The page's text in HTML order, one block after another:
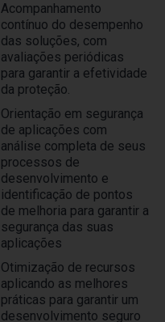
Acompanhamento
contínuo do desempenho
das soluções, com
avaliações periódicas
para garantir a efetividade
da proteção.
Orientação em segurança
de aplicações com
análise completa de seus
processos de
desenvolvimento e
identificação de pontos
de melhoria para garantir a
segurança das suas
aplicações
Otimização de recursos
aplicando as melhores
práticas para garantir um
desenvolvimento seguro